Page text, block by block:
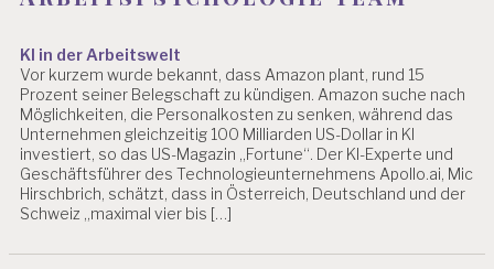
S
Y
C
H
O
L
O
G
IE
A
KI in der Arbeitswelt
Vor kurzem wurde bekannt, dass Amazon plant, rund 15
Prozent seiner Belegschaft zu kündigen. Amazon suche nach
Möglichkeiten, die Personalkosten zu senken, während das
Unternehmen gleichzeitig 100 Milliarden US-Dollar in KI
investiert, so das US-Magazin „Fortune“. Der KI-Experte und
Geschäftsführer des Technologieunternehmens Apollo.ai, Mic
Hirschbrich, schätzt, dass in Österreich, Deutschland und der
Schweiz „maximal vier bis […]